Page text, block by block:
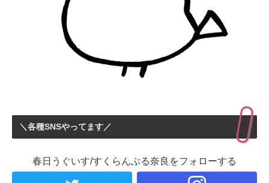
＼各種SNSやってます／
春日うぐいす/すくらんぶる奈良をフォローする